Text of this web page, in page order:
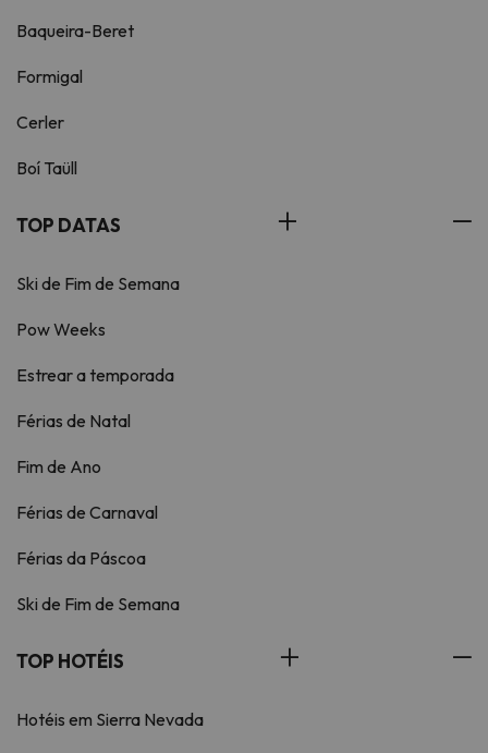
Baqueira-Beret
Formigal
Cerler
Boí Taüll
TOP DATAS
Ski de Fim de Semana
Pow Weeks
Estrear a temporada
Férias de Natal
Fim de Ano
Férias de Carnaval
Férias da Páscoa
Ski de Fim de Semana
TOP HOTÉIS
Hotéis em Sierra Nevada